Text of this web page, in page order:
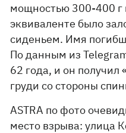
мощностью 300-400 г
эквиваленте было
сиденьем. Имя
По данным из
62 года, и он получил
груди со стороны
ASTRA по фото
место взрыва: улица